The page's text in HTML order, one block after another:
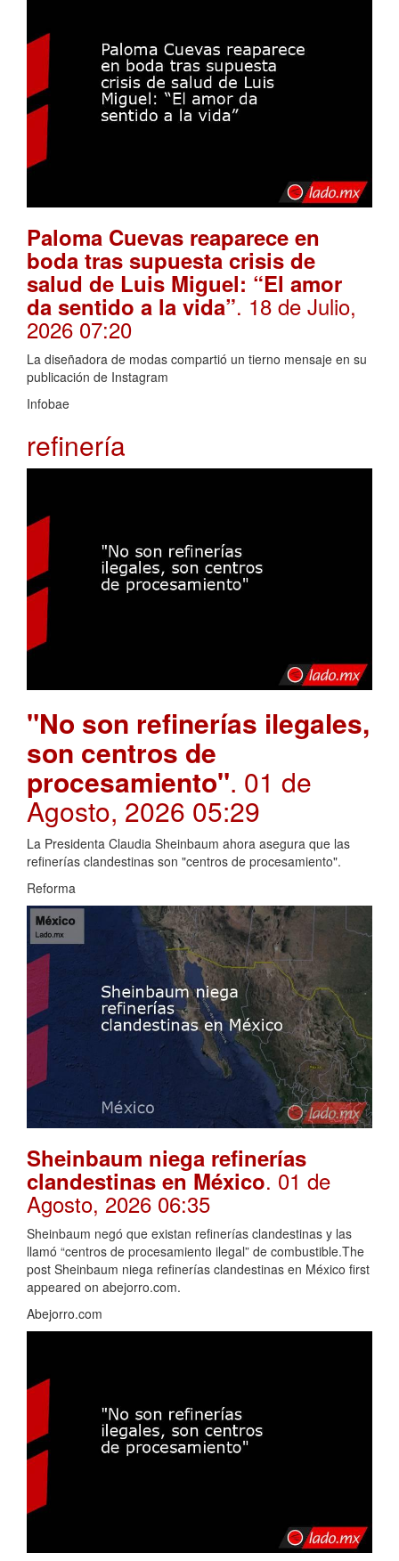
Paloma Cuevas reaparece en
boda tras supuesta crisis de
salud de Luis Miguel: “El amor
da sentido a la vida”. 18 de Julio,
2026 07:20
La diseñadora de modas compartió un tierno mensaje en su
publicación de Instagram
Infobae
refinería
"No son refinerías ilegales,
son centros de
procesamiento". 01 de
Agosto, 2026 05:29
La Presidenta Claudia Sheinbaum ahora asegura que las
refinerías clandestinas son "centros de procesamiento".
Reforma
Sheinbaum niega refinerías
clandestinas en México. 01 de
Agosto, 2026 06:35
Sheinbaum negó que existan refinerías clandestinas y las
llamó “centros de procesamiento ilegal” de combustible.The
post Sheinbaum niega refinerías clandestinas en México first
appeared on abejorro.com.
Abejorro.com